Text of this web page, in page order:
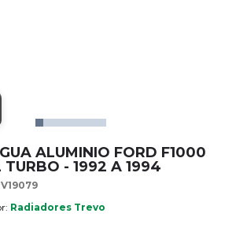
ALUMINIO FORD F1000
TURBO - 1992 A 1994
Radiadores Trevo